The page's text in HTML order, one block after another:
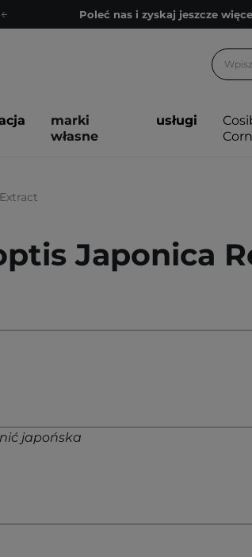
Poleć nas i zyskaj jeszcze
Bezpłatne konsultacje
Poleć nas i zyskaj jeszcze
marki
własne
usługi
Japonica
japońska